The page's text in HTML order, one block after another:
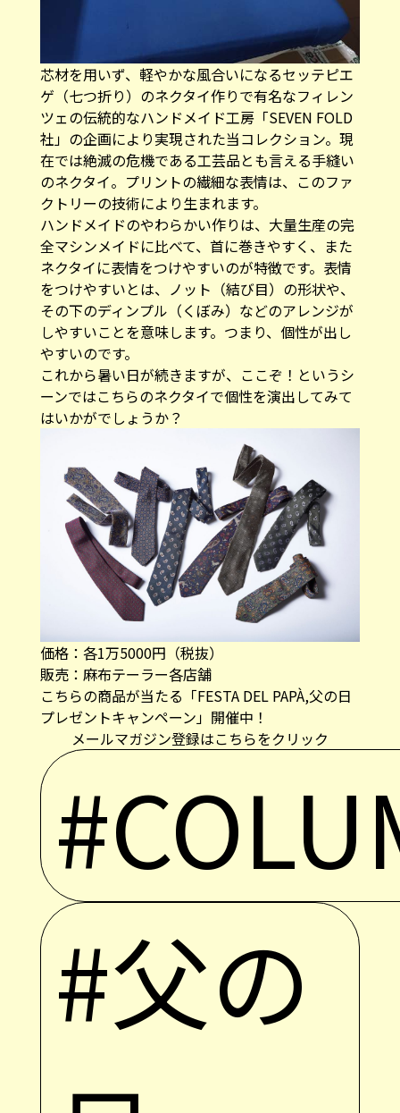
芯材を用いず、軽やかな風合いになるセッテピエ
ゲ（七つ折り）のネクタイ作りで有名なフィレン
ツェの伝統的なハンドメイド工房「SEVEN FOLD
社」の企画により実現された当コレクション。現
在では絶滅の危機である工芸品とも言える手縫い
のネクタイ。プリントの繊細な表情は、このファ
クトリーの技術により生まれます。
ハンドメイドのやわらかい作りは、大量生産の完
全マシンメイドに比べて、首に巻きやすく、また
ネクタイに表情をつけやすいのが特徴です。表情
をつけやすいとは、ノット（結び目）の形状や、
その下のディンプル（くぼみ）などのアレンジが
しやすいことを意味します。つまり、個性が出し
やすいのです。
これから暑い日が続きますが、ここぞ！というシ
ーンではこちらのネクタイで個性を演出してみて
はいかがでしょうか？
価格：各1万5000円（税抜）
販売： 麻布テーラー各店舗
こちらの商品が当たる「FESTA DEL PAPÀ,父の日
プレゼントキャンペーン」開催中！
メールマガジン登録はこちらをクリック
#父の